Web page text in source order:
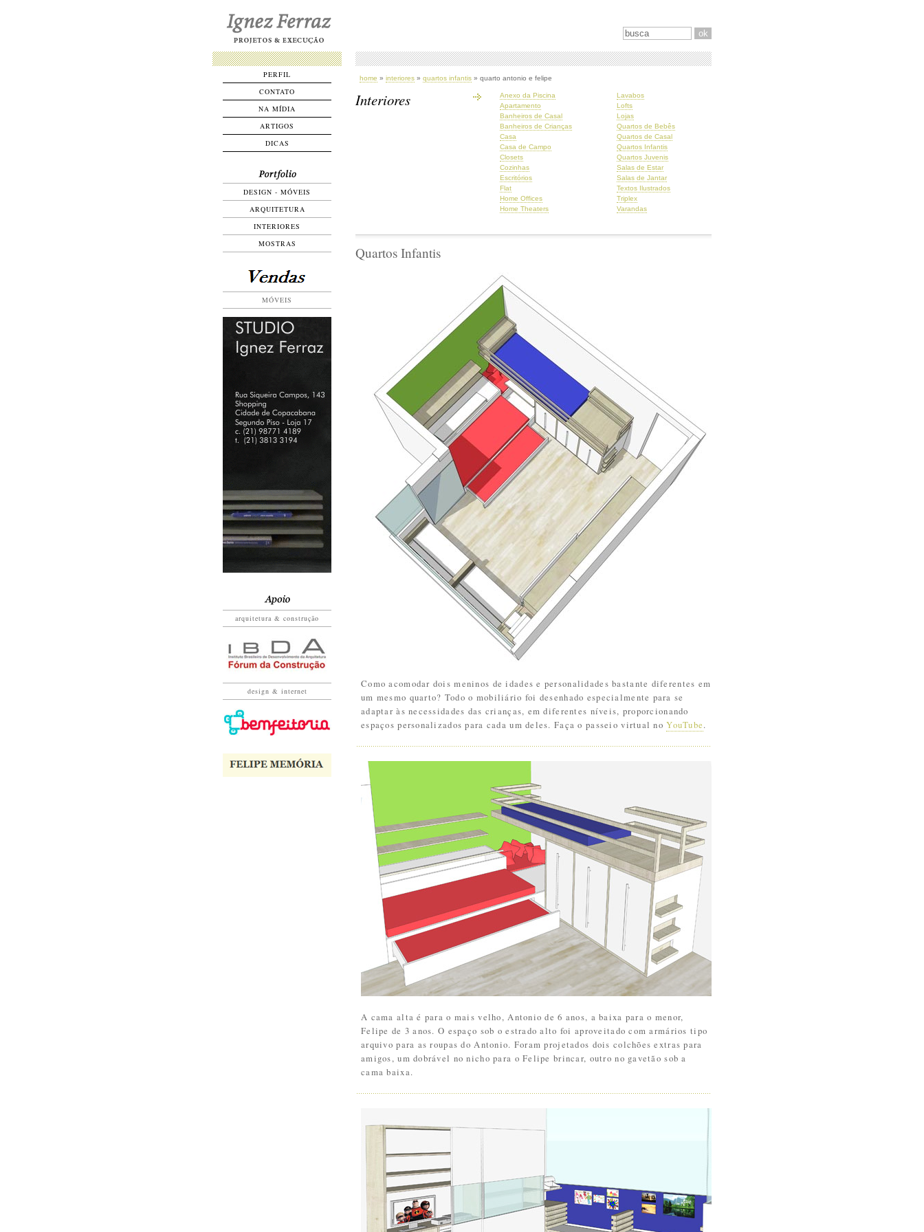
PERFIL
CONTATO
NA MÍDIA
ARTIGOS
DICAS
DESIGN - MÓVEIS
ARQUITETURA
INTERIORES
MOSTRAS
MÓVEIS
arquitetura & construção
design & internet
home » interiores » quartos infantis » quarto antonio e felipe
Interiores
Anexo da Piscina
Apartamento
Banheiros de Casal
Banheiros de Crianças
Casa
Casa de Campo
Closets
Cozinhas
Escritórios
Flat
Home Offices
Home Theaters
Lavabos
Lofts
Lojas
Quartos de Bebês
Quartos de Casal
Quartos Infantis
Quartos Juvenis
Salas de Estar
Salas de Jantar
Textos Ilustrados
Triplex
Varandas
Quartos Infantis
Como acomodar dois meninos de idades e personalidades bastante diferentes em
um mesmo quarto? Todo o mobiliário foi desenhado especialmente para se
adaptar às necessidades das crianças, em diferentes níveis, proporcionando
espaços personalizados para cada um deles. Faça o passeio virtual noYouTube.
A cama alta é para o mais velho, Antonio de 6 anos, a baixa para o menor,
Felipe de 3 anos. O espaço sob o estrado alto foi aproveitado com armários tipo
arquivo para as roupas do Antonio. Foram projetados dois colchões extras para
amigos, um dobrável no nicho para o Felipe brincar, outro no gavetão sob a
cama baixa.